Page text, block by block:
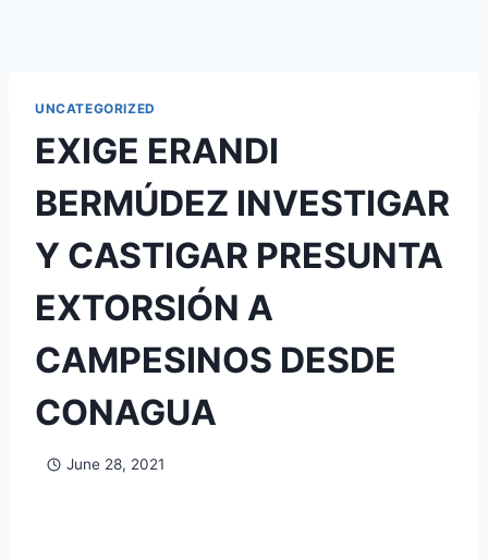
UNCATEGORIZED
EXIGE ERANDI
BERMÚDEZ INVESTIGAR
Y CASTIGAR PRESUNTA
EXTORSIÓN A
CAMPESINOS DESDE
CONAGUA
June 28, 2021